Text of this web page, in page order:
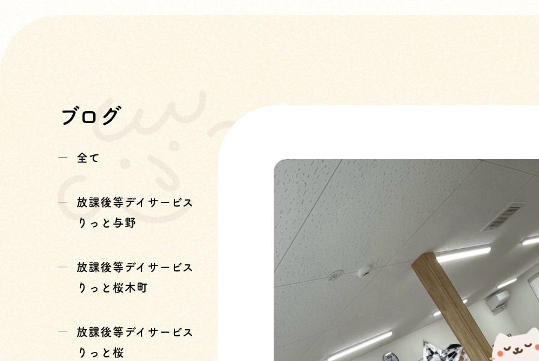
ブログ
全て
放課後等デイサービス
りっと与野
放課後等デイサービス
りっと桜木町
放課後等デイサービス
りっと桜